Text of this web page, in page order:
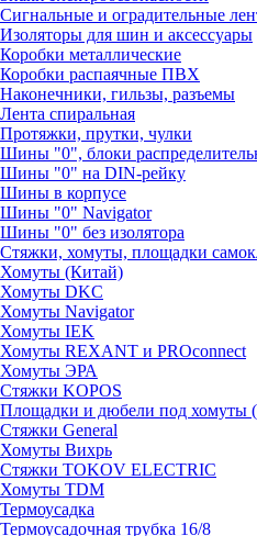
Сигнальные и оградительные
Изоляторы для шин и аксессуары
Коробки металлические
Коробки распаячные ПВХ
Наконечники, гильзы, разъемы
Лента спиральная
Протяжки, прутки, чулки
Шины "0", блоки
Шины "0" на DIN-рейку
Шины в корпусе
Шины "0" Navigator
Шины "0" без изолятора
Стяжки, хомуты, площадки
Хомуты (Китай)
Хомуты DKC
Хомуты Navigator
Хомуты IEK
Хомуты REXANT и PROconnect
Хомуты ЭРА
Стяжки KOPOS
Площадки и дюбели под хомуты
Стяжки General
Хомуты Вихрь
Стяжки TOKOV ELECTRIC
Хомуты TDM
Термоусадка
Термоусадочная трубка 16/8